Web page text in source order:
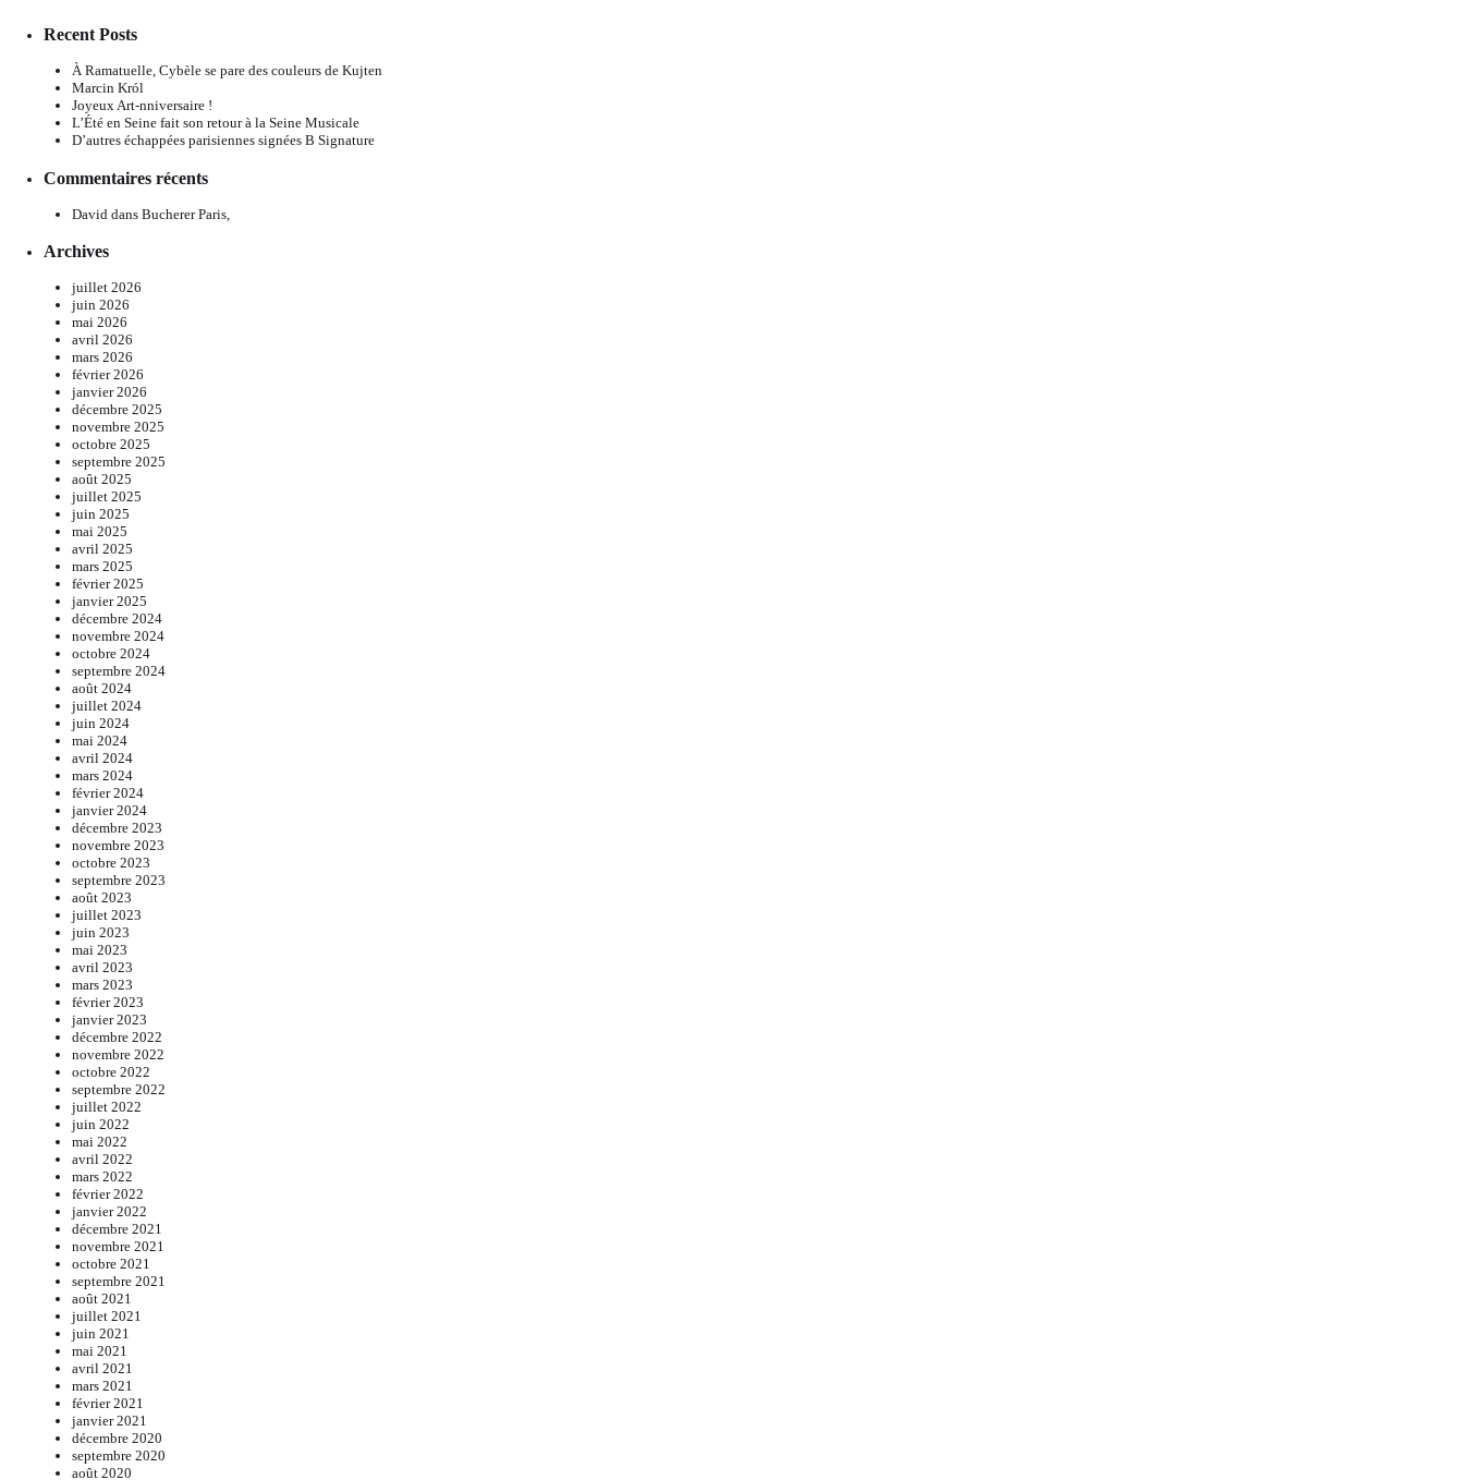
Recent Posts
À Ramatuelle, Cybèle se pare des couleurs de Kujten
Marcin Król
Joyeux Art-nniversaire !
L’Été en Seine fait son retour à la Seine Musicale
D’autres échappées parisiennes signées B Signature
Commentaires récents
David dans Bucherer Paris,
Archives
juillet 2026
juin 2026
mai 2026
avril 2026
mars 2026
février 2026
janvier 2026
décembre 2025
novembre 2025
octobre 2025
septembre 2025
août 2025
juillet 2025
juin 2025
mai 2025
avril 2025
mars 2025
février 2025
janvier 2025
décembre 2024
novembre 2024
octobre 2024
septembre 2024
août 2024
juillet 2024
juin 2024
mai 2024
avril 2024
mars 2024
février 2024
janvier 2024
décembre 2023
novembre 2023
octobre 2023
septembre 2023
août 2023
juillet 2023
juin 2023
mai 2023
avril 2023
mars 2023
février 2023
janvier 2023
décembre 2022
novembre 2022
octobre 2022
septembre 2022
juillet 2022
juin 2022
mai 2022
avril 2022
mars 2022
février 2022
janvier 2022
décembre 2021
novembre 2021
octobre 2021
septembre 2021
août 2021
juillet 2021
juin 2021
mai 2021
avril 2021
mars 2021
février 2021
janvier 2021
décembre 2020
septembre 2020
août 2020